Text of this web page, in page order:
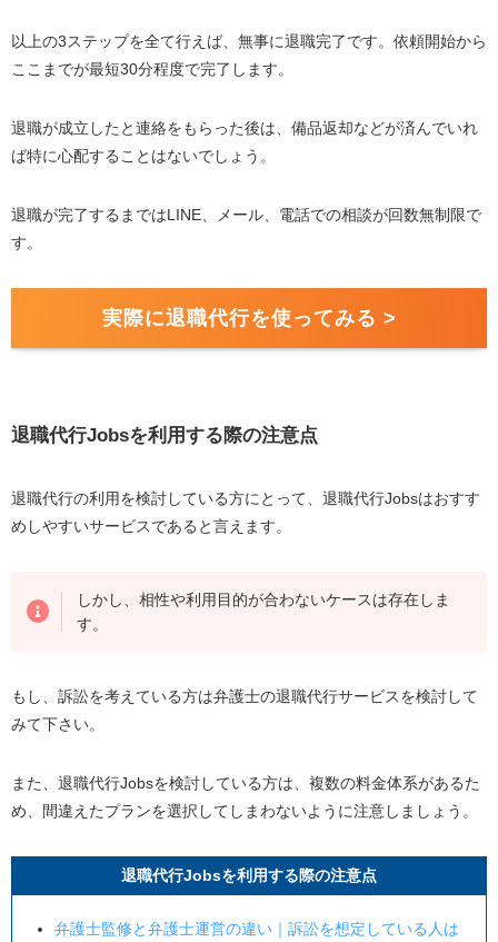
以上の3ステップを全て行えば、無事に退職完了です。依頼開始から
ここまでが最短30分程度で完了します。
退職が成立したと連絡をもらった後は、備品返却などが済んでいれ
ば特に心配することはないでしょう。
退職が完了するまではLINE、メール、電話での相談が回数無制限で
す。
実際に退職代行を使ってみる >
退職代行Jobsを利用する際の注意点
退職代行の利用を検討している方にとって、退職代行Jobsはおすす
めしやすいサービスであると言えます。
しかし、相性や利用目的が合わないケースは存在しま
す。
もし、訴訟を考えている方は弁護士の退職代行サービスを検討して
みて下さい。
また、退職代行Jobsを検討している方は、複数の料金体系があるた
め、間違えたプランを選択してしまわないように注意しましょう。
退職代行Jobsを利用する際の注意点
弁護士監修と弁護士運営の違い｜訴訟を想定している人は